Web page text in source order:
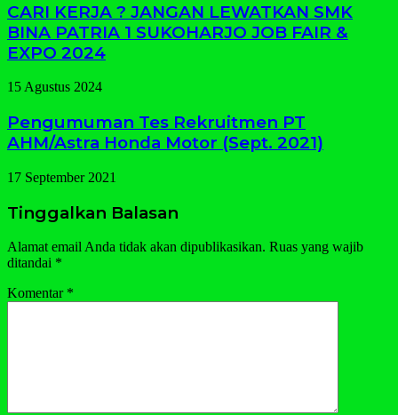
CARI KERJA ? JANGAN LEWATKAN SMK
BINA PATRIA 1 SUKOHARJO JOB FAIR &
EXPO 2024
15 Agustus 2024
Pengumuman Tes Rekruitmen PT
AHM/Astra Honda Motor (Sept. 2021)
17 September 2021
Tinggalkan Balasan
Alamat email Anda tidak akan dipublikasikan. Ruas yang wajib
ditandai *
Komentar *